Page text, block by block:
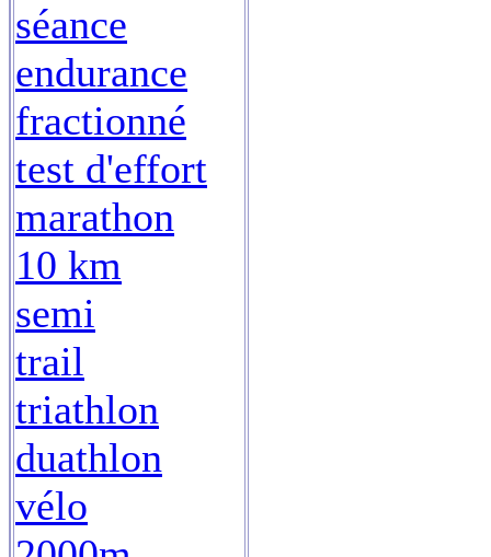
séance
endurance
fractionné
test d'effort
marathon
10 km
semi
trail
triathlon
duathlon
vélo